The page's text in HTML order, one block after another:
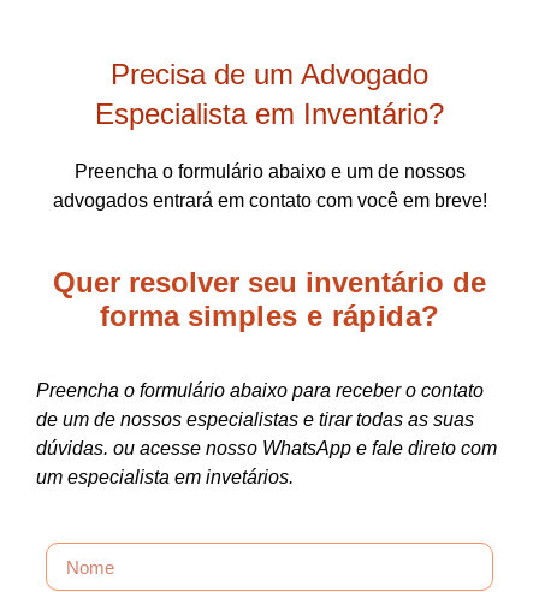
Precisa de um Advogado
Especialista em Inventário?
Preencha o formulário abaixo e um de nossos
advogados entrará em contato com você em breve!
Quer resolver seu inventário de
forma simples e rápida?
Preencha o formulário abaixo para receber o contato
de um de nossos especialistas e tirar todas as suas
dúvidas. ou acesse nosso WhatsApp e fale direto com
um especialista em invetários.